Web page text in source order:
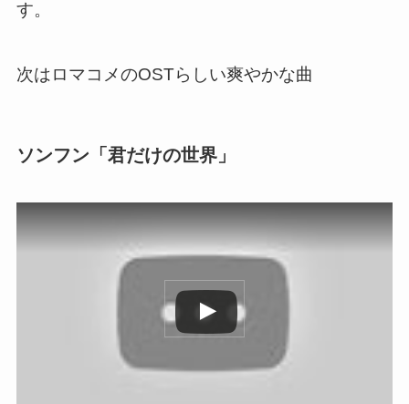
す。
次はロマコメのOSTらしい爽やかな曲
ソンフン「君だけの世界」
この動画を YouTube で視聴